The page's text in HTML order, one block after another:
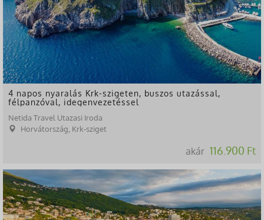
4 napos nyaralás Krk-szigeten, buszos utazással,
félpanzóval, idegenvezetéssel
Netida Travel Utazasi Iroda
Horvátország, Krk-sziget
akár 116.900 Ft